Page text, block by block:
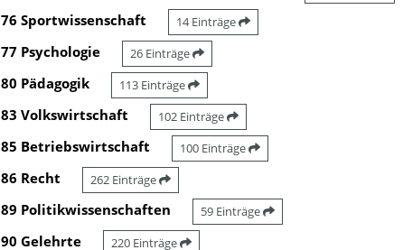
76 Sportwissenschaft 14 Einträge
77 Psychologie 26 Einträge
80 Pädagogik 113 Einträge
83 Volkswirtschaft 102 Einträge
85 Betriebswirtschaft 100 Einträge
86 Recht 262 Einträge
89 Politikwissenschaften 59 Einträge
90 Gelehrte 220 Einträge